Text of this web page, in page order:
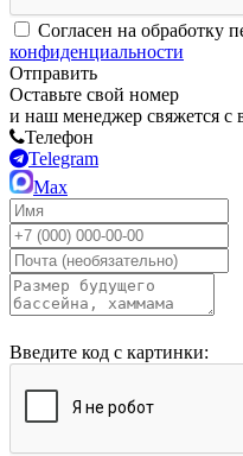
Согласен на обработку
конфиденциальности
Отправить
Оставьте свой номер
и наш менеджер свяжется
Телефон
Telegram
Max
Введите код с картинки: